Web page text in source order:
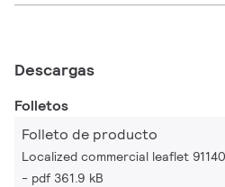
Descargas
Folletos
Folleto de producto
Localized commercial leaflet
pdf 361.9 kB